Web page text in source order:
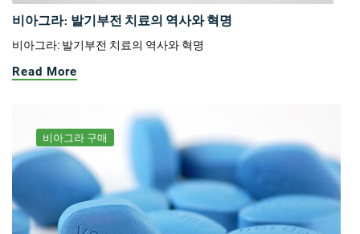
비아그라: 발기부전 치료의 역사와 혁명
비아그라: 발기부전 치료의 역사와 혁명
Read More
비아그라 구매